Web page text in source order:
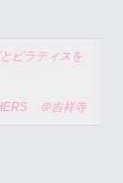
ピラティスを
＠吉祥寺